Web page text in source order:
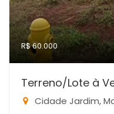
R$ 60.000
Terreno/Lote à
Cidade Jardim,